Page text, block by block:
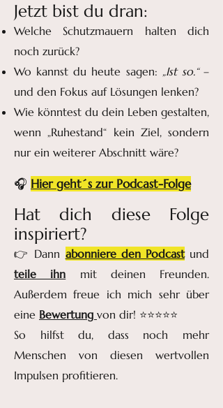
Jetzt bist du dran:
Welche Schutzmauern halten dich
noch zurück?
Wo kannst du heute sagen: „Ist so.“–
und den Fokus auf Lösungen lenken?
Wie könntest du dein Leben gestalten,
wenn „Ruhestand“ kein Ziel, sondern
nur ein weiterer Abschnitt wäre?
🎧 Hier geht´s zur Podcast-Folge
Hat dich diese Folge
inspiriert?
👉 Dann abonniere den Podcastund
teile ihn mit deinen Freunden.
Außerdem freue ich mich sehr über
eine Bewertung von dir! ⭐️⭐️⭐️⭐️⭐️
So hilfst du, dass noch mehr
Menschen von diesen wertvollen
Impulsen profitieren.